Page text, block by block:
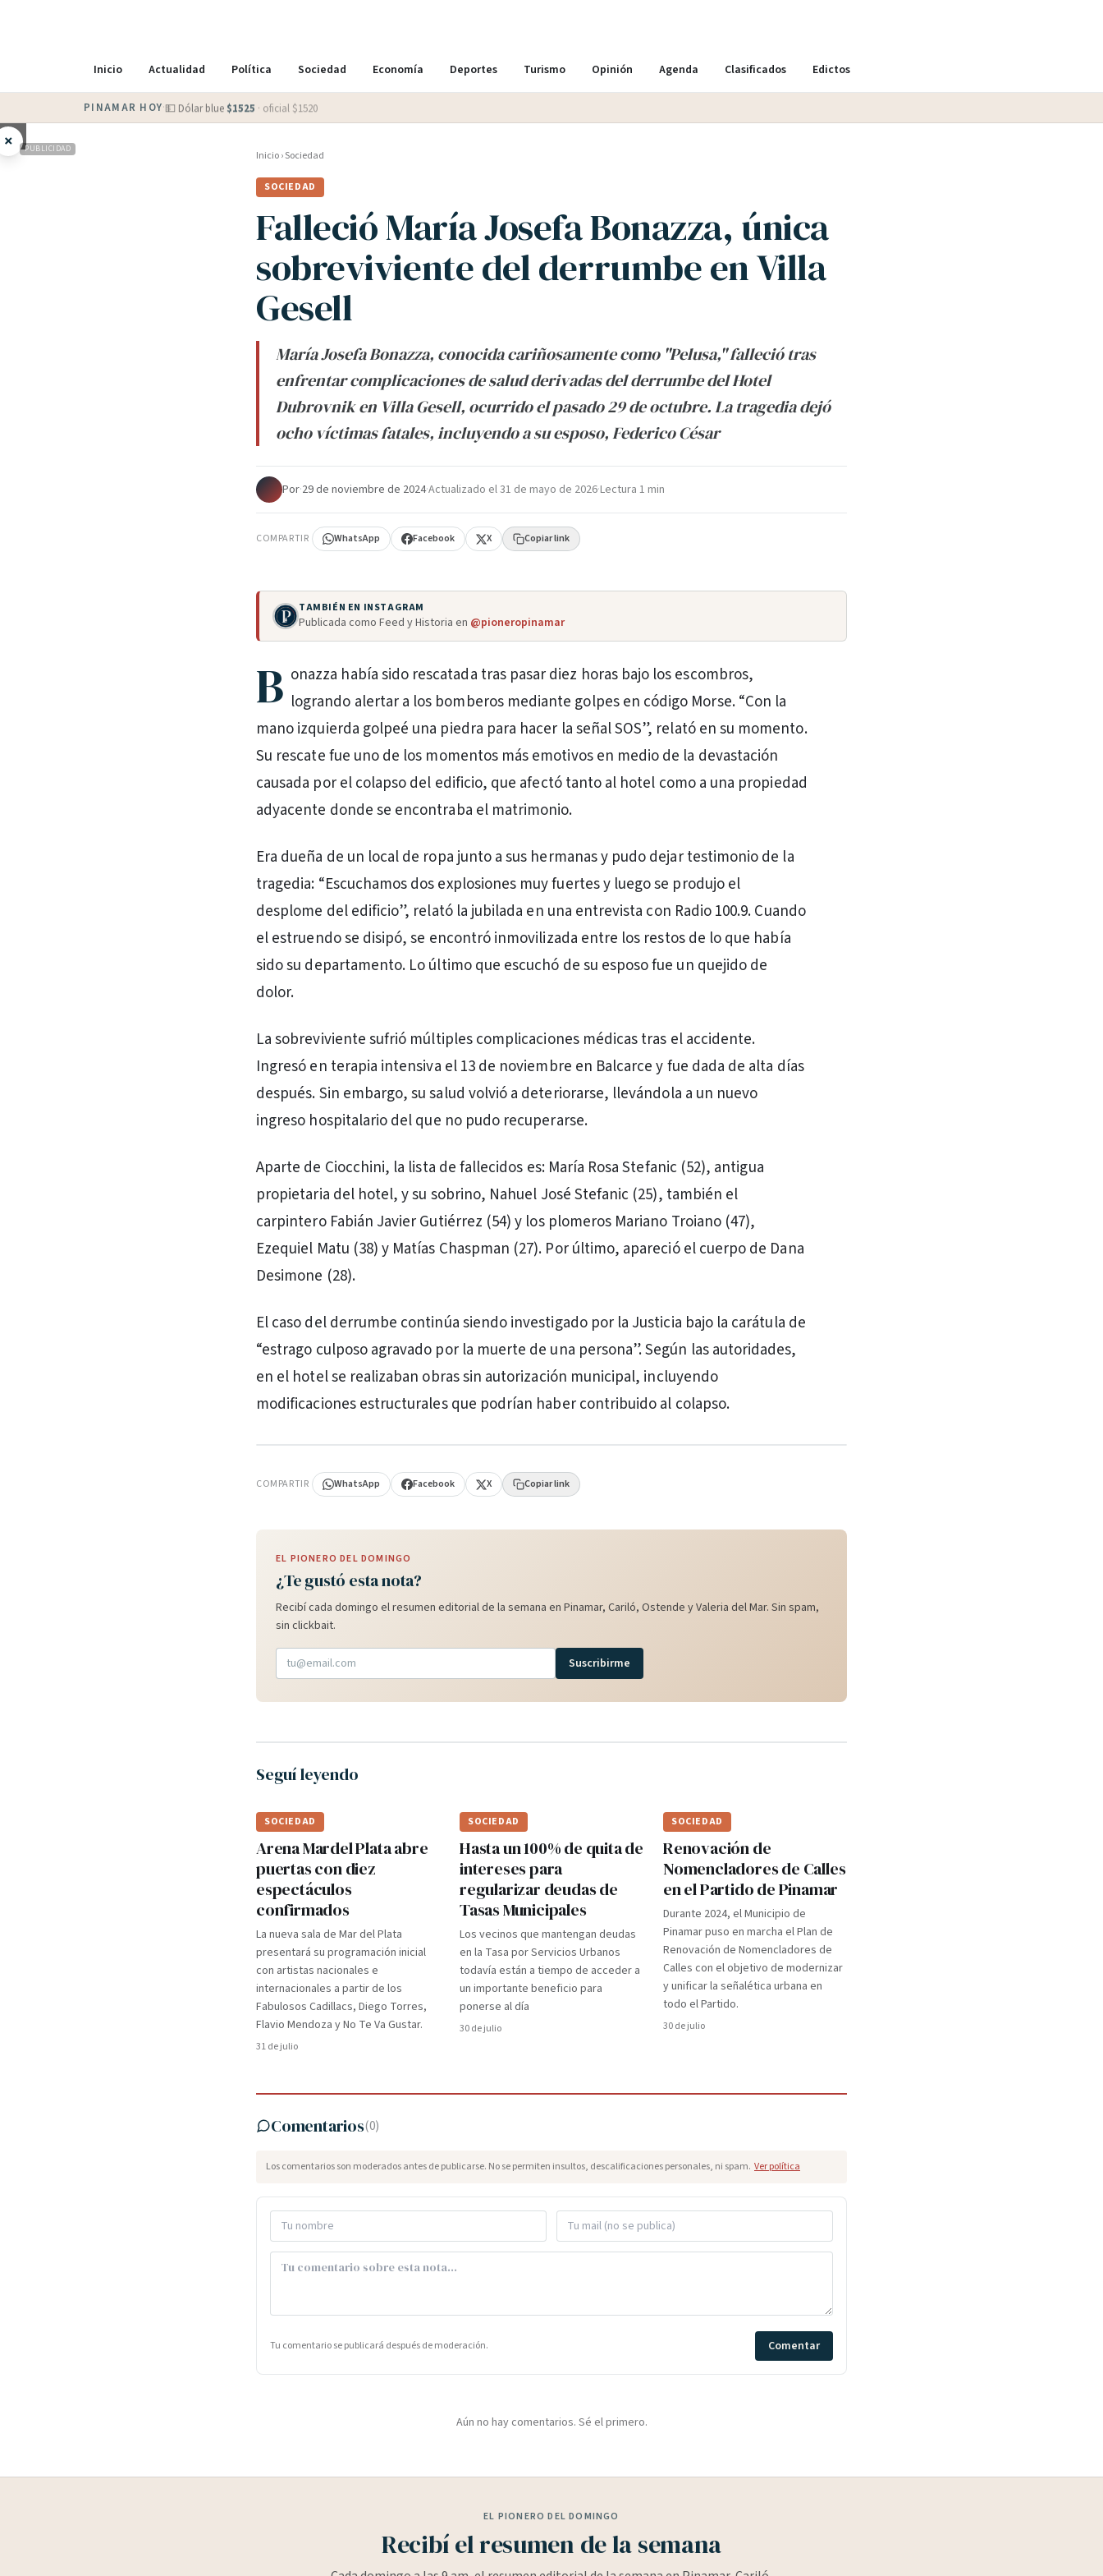
Inicio Actualidad Política Sociedad Economía Deportes Turismo Opinión Agenda Clasificados Edictos
PINAMAR HOY·💵 Dólar blue $1525 · oficial $1520
× PUBLICIDAD Inicio›Sociedad
SOCIEDAD
Falleció María Josefa Bonazza, única
sobreviviente del derrumbe en Villa
Gesell
María Josefa Bonazza, conocida cariñosamente como "Pelusa," falleció tras
enfrentar complicaciones de salud derivadas del derrumbe del Hotel
Dubrovnik en Villa Gesell, ocurrido el pasado 29 de octubre. La tragedia dejó
ocho víctimas fatales, incluyendo a su esposo, Federico César
Por·29 de noviembre de 2024·Actualizado el31 de mayo de 2026·Lectura 1 min
COMPARTIR WhatsApp Facebook X Copiar link
TAMBIÉN EN INSTAGRAM
Publicada como Feed y Historia en @pioneropinamar
B onazza había sido rescatada tras pasar diez horas bajo los escombros,
logrando alertar a los bomberos mediante golpes en código Morse. “Con la
mano izquierda golpeé una piedra para hacer la señal SOS”, relató en su momento.
Su rescate fue uno de los momentos más emotivos en medio de la devastación
causada por el colapso del edificio, que afectó tanto al hotel como a una propiedad
adyacente donde se encontraba el matrimonio.
Era dueña de un local de ropa junto a sus hermanas y pudo dejar testimonio de la
tragedia: “Escuchamos dos explosiones muy fuertes y luego se produjo el
desplome del edificio”, relató la jubilada en una entrevista con Radio 100.9. Cuando
el estruendo se disipó, se encontró inmovilizada entre los restos de lo que había
sido su departamento. Lo último que escuchó de su esposo fue un quejido de
dolor.
La sobreviviente sufrió múltiples complicaciones médicas tras el accidente.
Ingresó en terapia intensiva el 13 de noviembre en Balcarce y fue dada de alta días
después. Sin embargo, su salud volvió a deteriorarse, llevándola a un nuevo
ingreso hospitalario del que no pudo recuperarse.
Aparte de Ciocchini, la lista de fallecidos es: María Rosa Stefanic (52), antigua
propietaria del hotel, y su sobrino, Nahuel José Stefanic (25), también el
carpintero Fabián Javier Gutiérrez (54) y los plomeros Mariano Troiano (47),
Ezequiel Matu (38) y Matías Chaspman (27). Por último, apareció el cuerpo de Dana
Desimone (28).
El caso del derrumbe continúa siendo investigado por la Justicia bajo la carátula de
“estrago culposo agravado por la muerte de una persona”. Según las autoridades,
en el hotel se realizaban obras sin autorización municipal, incluyendo
modificaciones estructurales que podrían haber contribuido al colapso.
COMPARTIR WhatsApp Facebook X Copiar link
EL PIONERO DEL DOMINGO
¿Te gustó esta nota?
Recibí cada domingo el resumen editorial de la semana en Pinamar, Cariló, Ostende y Valeria del Mar. Sin spam,
sin clickbait.
Suscribirme
Seguí leyendo
SOCIEDAD
Arena Mardel Plata abre
puertas con diez
espectáculos
confirmados
La nueva sala de Mar del Plata
presentará su programación inicial
con artistas nacionales e
internacionales a partir de los
Fabulosos Cadillacs, Diego Torres,
Flavio Mendoza y No Te Va Gustar.
31 de julio
SOCIEDAD
Hasta un 100% de quita de
intereses para
regularizar deudas de
Tasas Municipales
Los vecinos que mantengan deudas
en la Tasa por Servicios Urbanos
todavía están a tiempo de acceder a
un importante beneficio para
ponerse al día
30 de julio
SOCIEDAD
Renovación de
Nomencladores de Calles
en el Partido de Pinamar
Durante 2024, el Municipio de
Pinamar puso en marcha el Plan de
Renovación de Nomencladores de
Calles con el objetivo de modernizar
y unificar la señalética urbana en
todo el Partido.
30 de julio
Comentarios(0)
Los comentarios son moderados antes de publicarse. No se permiten insultos, descalificaciones personales, ni spam. Ver política
Tu comentario se publicará después de moderación. Comentar
Aún no hay comentarios. Sé el primero.
EL PIONERO DEL DOMINGO
Recibí el resumen de la semana